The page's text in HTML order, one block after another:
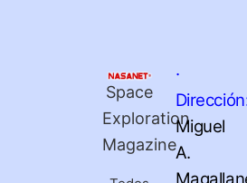
Space
Exploration
Magazine
·
Miguel
A.